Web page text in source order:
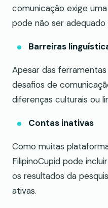
comunicação exige
pode não ser
Barreiras
Apesar das
desafios de
diferenças culturais ou
Contas inativas
Como muitas
FilipinoCupid pode
os resultados da
ativas.